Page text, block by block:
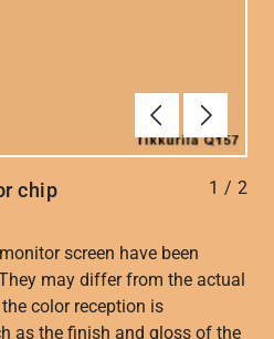
Föregående
Nästa
chip 1 / 2
screen have been
may differ from the actual
color reception is
as the finish and gloss of the